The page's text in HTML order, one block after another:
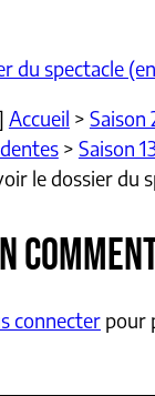
du spectacle
Accueil > Saison
> Saison
le dossier du
connecterpour